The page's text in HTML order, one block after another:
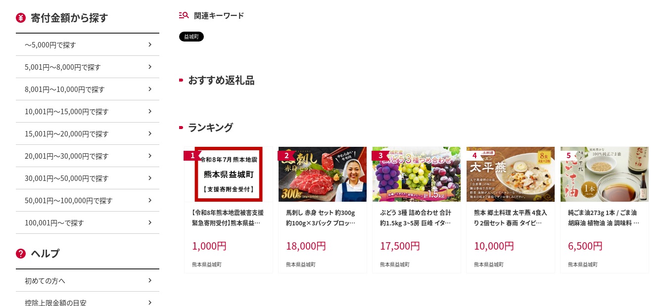
寄付金額から探す
～5,000円で探す
5,001円～8,000円で探す
8,001円～10,000円で探す
10,001円～15,000円で探す
15,001円～20,000円で探す
20,001円～30,000円で探す
30,001円～50,000円で探す
50,001円～100,000円で探す
100,001円～で探す
ヘルプ
初めての方へ
控除上限金額の目安
関連キーワード
益城町
おすすめ返礼品
ランキング
【令和8年熊本地震被害支援
緊急寄附受付】熊本県益城
はありません）
1,000円
熊本県益城町
馬刺し 赤身 セット 約300g
約100g×3パック ブロック
18,000円
熊本県益城町
ぶどう 3種 詰め合わせ 合計
約1.5kg 3~5房 巨峰 イタリ
月上旬~9月下旬順次発送予
17,500円
熊本県益城町
熊本 郷土料理 太平燕 4食入
り 2個セット 春雨 タイピー
10,000円
熊本県益城町
純ごま油273g 1本 / ごま油
胡麻油 植物油 油 調味料 10
6,500円
熊本県益城町